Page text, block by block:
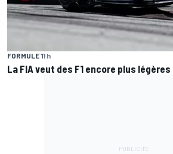
FORMULE 11 h
La FIA veut des F1 encore plus légères